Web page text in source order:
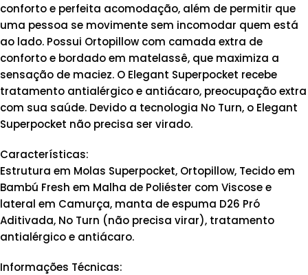
conforto e perfeita acomodação, além de permitir que
uma pessoa se movimente sem incomodar quem está
ao lado. Possui Ortopillow com camada extra de
conforto e bordado em matelassê, que maximiza a
sensação de maciez. O Elegant Superpocket recebe
tratamento antialérgico e antiácaro, preocupação extra
com sua saúde. Devido a tecnologia No Turn, o Elegant
Superpocket não precisa ser virado.
Características:
Estrutura em Molas Superpocket, Ortopillow, Tecido em
Bambú Fresh em Malha de Poliéster com Viscose e
lateral em Camurça, manta de espuma D26 Pró
Aditivada, No Turn (não precisa virar), tratamento
antialérgico e antiácaro.
Informações Técnicas: